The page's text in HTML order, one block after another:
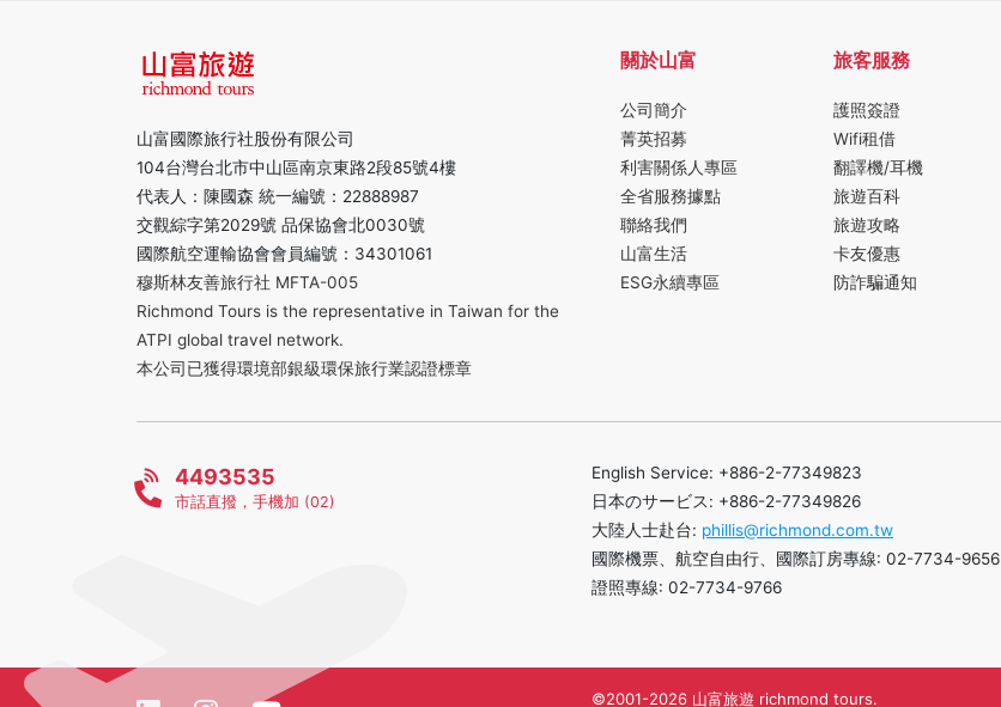
山富國際旅行社股份有限公司
104台灣台北市中山區南京東路2段85號4樓
代表人：陳國森 統一編號：22888987
交觀綜字第2029號 品保協會北0030號
國際航空運輸協會會員編號：34301061
穆斯林友善旅行社 MFTA-005
Richmond Tours is the representative in Taiwan for the
ATPI global travel network.
本公司已獲得環境部銀級環保旅行業認證標章
關於山富
公司簡介
菁英招募
利害關係人專區
全省服務據點
聯絡我們
山富生活
ESG永續專區
旅客服務
護照簽證
Wifi租借
翻譯機/耳機
旅遊百科
旅遊攻略
卡友優惠
防詐騙通知
4493535
市話直撥，手機加 (02)
English Service: +886-2-77349823
日本のサービス: +886-2-77349826
大陸人士赴台: phillis@richmond.com.tw
國際機票、航空自由行、國際訂房專線: 02-7734-9656
證照專線: 02-7734-9766
©2001-2026 山富旅遊 richmond tours.